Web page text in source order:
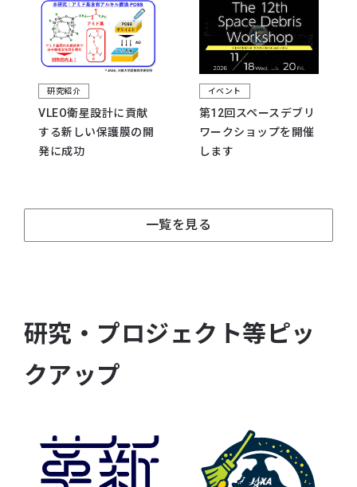
研究紹介
VLEO衛星設計に貢献
する新しい保護膜の開
発に成功
イベント
第12回スペースデブリ
ワークショップを開催
します
一覧を見る
研究・プロジェクト等ピッ
クアップ